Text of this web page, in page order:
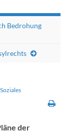
Bedrohung
Soziales
der